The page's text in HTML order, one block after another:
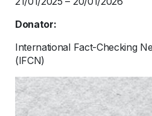
Donator:
International Fact-Checking
(IFCN)